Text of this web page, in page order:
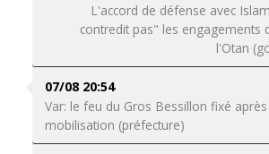
L'accord de défense avec
contredit pas" les engagements
l'Otan
07/08 20:54
Var: le feu du Gros Bessillon fixé
mobilisation (préfecture)